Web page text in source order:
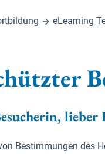
eLearning
lieber
Bestimmungen des